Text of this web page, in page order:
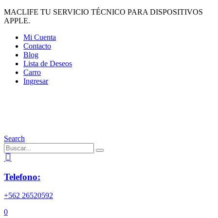
MACLIFE TU SERVICIO TÉCNICO PARA DISPOSITIVOS
APPLE.
Mi Cuenta
Contacto
Blog
Lista de Deseos
Carro
Ingresar
Search
Telefono:
+562 26520592
0